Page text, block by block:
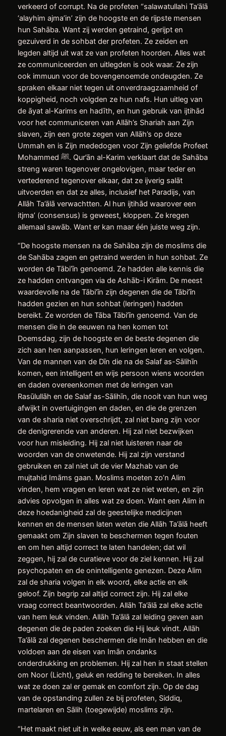
verkeerd of corrupt. Na de profeten “salawatullahi Ta’ālā
‘alayhim ajma’in’ zijn de hoogste en de rijpste mensen
hun Sahāba. Want zij werden getraind, gerijpt en
gezuiverd in de sohbat der profeten. Ze zeiden en
legden altijd uit wat ze van profeten hoorden. Alles wat
ze communiceerden en uitlegden is ook waar. Ze zijn
ook immuun voor de bovengenoemde ondeugden. Ze
spraken elkaar niet tegen uit onverdraagzaamheid of
koppigheid, noch volgden ze hun nafs. Hun uitleg van
de āyat al-Karims en hadīth, en hun gebruik van ijtihād
voor het communiceren van Allāh’s Shariah aan Zijn
slaven, zijn een grote zegen van Allāh’s op deze
Ummah en is Zijn mededogen voor Zijn geliefde Profeet
Mohammed ﷺ. Qur’ān al-Karim verklaart dat de Sahāba
streng waren tegenover ongelovigen, maar teder en
vertederend tegenover elkaar, dat ze ijverig salāt
uitvoerden en dat ze alles, inclusief het Paradijs, van
Allāh Ta’ālā verwachtten. Al hun ijtihād waarover een
itjma’ (consensus) is geweest, kloppen. Ze kregen
allemaal sawāb. Want er kan maar één juiste weg zijn.
“De hoogste mensen na de Sahāba zijn de moslims die
de Sahāba zagen en getraind werden in hun sohbat. Ze
worden de Tābi’īn genoemd. Ze hadden alle kennis die
ze hadden ontvangen via de Ashāb-i Kirām. De meest
waardevolle na de Tābi’īn zijn degenen die de Tābi’īn
hadden gezien en hun sohbat (leringen) hadden
bereikt. Ze worden de Tāba Tābi’īn genoemd. Van de
mensen die in de eeuwen na hen komen tot
Doemsdag, zijn de hoogste en de beste degenen die
zich aan hen aanpassen, hun leringen leren en volgen.
Van de mannen van de Dīn die na de Salaf as-Sālihīn
komen, een intelligent en wijs persoon wiens woorden
en daden overeenkomen met de leringen van
Rasūlullāh en de Salaf as-Sālihīn, die nooit van hun weg
afwijkt in overtuigingen en daden, en die de grenzen
van de sharia niet overschrijdt, zal niet bang zijn voor
de denigrerende van anderen. Hij zal niet bezwijken
voor hun misleiding. Hij zal niet luisteren naar de
woorden van de onwetende. Hij zal zijn verstand
gebruiken en zal niet uit de vier Mazhab van de
mujtahid Imāms gaan. Moslims moeten zo’n Alim
vinden, hem vragen en leren wat ze niet weten, en zijn
advies opvolgen in alles wat ze doen. Want een Alim in
deze hoedanigheid zal de geestelijke medicijnen
kennen en de mensen laten weten die Allāh Ta’ālā heeft
gemaakt om Zijn slaven te beschermen tegen fouten
en om hen altijd correct te laten handelen; dat wil
zeggen, hij zal de curatieve voor de ziel kennen. Hij zal
psychopaten en de onintelligente genezen. Deze Alim
zal de sharia volgen in elk woord, elke actie en elk
geloof. Zijn begrip zal altijd correct zijn. Hij zal elke
vraag correct beantwoorden. Allāh Ta’ālā zal elke actie
van hem leuk vinden. Allāh Ta’ālā zal leiding geven aan
degenen die de paden zoeken die Hij leuk vindt. Allāh
Ta’ālā zal degenen beschermen die Imān hebben en die
voldoen aan de eisen van Imān ondanks
onderdrukking en problemen. Hij zal hen in staat stellen
om Noor (Licht), geluk en redding te bereiken. In alles
wat ze doen zal er gemak en comfort zijn. Op de dag
van de opstanding zullen ze bij profeten, Siddiq,
martelaren en Sālih (toegewijde) moslims zijn.
“Het maakt niet uit in welke eeuw, als een man van de